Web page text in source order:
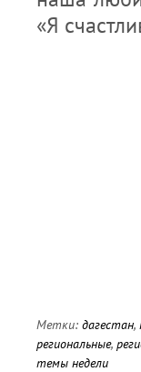
«Я
Метки: дагестан,
региональные,
темы недели